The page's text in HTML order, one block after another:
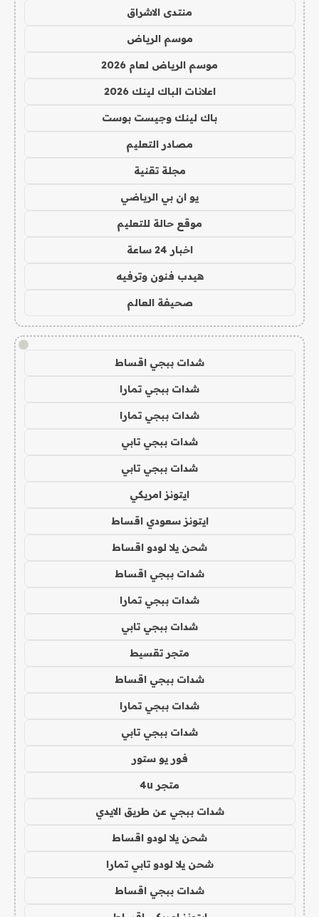
منتدى الاشراق
موسم الرياض
موسم الرياض لعام 2026
اعلانات الباك لينك 2026
باك لينك وجيست بوست
مصادر التعليم
مجلة تقنية
يو ان بي الرياضي
موقع حالة للتعليم
اخبار 24 ساعة
هيدب فنون وترفيه
صحيفة العالم
!
شدات ببجي اقساط
شدات ببجي تمارا
شدات ببجي تمارا
شدات ببجي تابي
شدات ببجي تابي
ايتونز امريكي
ايتونز سعودي اقساط
شحن يلا لودو اقساط
شدات ببجي اقساط
شدات ببجي تمارا
شدات ببجي تابي
متجر تقسيط
شدات ببجي اقساط
شدات ببجي تمارا
شدات ببجي تابي
فور يو ستور
متجر 4u
شدات ببجي عن طريق الايدي
شحن يلا لودو اقساط
شحن يلا لودو تابي تمارا
شدات ببجي اقساط